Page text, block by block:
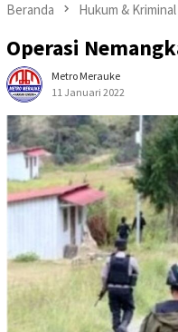
Beranda Hukum & Kriminal
Operasi
Metro Merauke
11 Januari 2022